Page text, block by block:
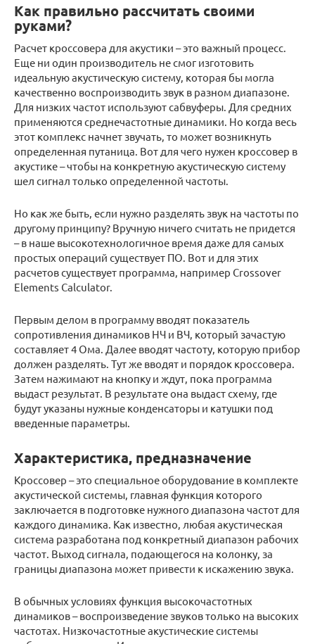
Как правильно рассчитать своими
руками?
Расчет кроссовера для акустики – это важный процесс.
Еще ни один производитель не смог изготовить
идеальную акустическую систему, которая бы могла
качественно воспроизводить звук в разном диапазоне.
Для низких частот используют сабвуферы. Для средних
применяются среднечастотные динамики. Но когда весь
этот комплекс начнет звучать, то может возникнуть
определенная путаница. Вот для чего нужен кроссовер в
акустике – чтобы на конкретную акустическую систему
шел сигнал только определенной частоты.
Но как же быть, если нужно разделять звук на частоты по
другому принципу? Вручную ничего считать не придется
– в наше высокотехнологичное время даже для самых
простых операций существует ПО. Вот и для этих
расчетов существует программа, например Crossover
Elements Calculator.
Первым делом в программу вводят показатель
сопротивления динамиков НЧ и ВЧ, который зачастую
составляет 4 Ома. Далее вводят частоту, которую прибор
должен разделять. Тут же вводят и порядок кроссовера.
Затем нажимают на кнопку и ждут, пока программа
выдаст результат. В результате она выдаст схему, где
будут указаны нужные конденсаторы и катушки под
введенные параметры.
Характеристика, предназначение
Кроссовер – это специальное оборудование в комплекте
акустической системы, главная функция которого
заключается в подготовке нужного диапазона частот для
каждого динамика. Как известно, любая акустическая
система разработана под конкретный диапазон рабочих
частот. Выход сигнала, подающегося на колонку, за
границы диапазона может привести к искажению звука.
В обычных условиях функция высокочастотных
динамиков – воспроизведение звуков только на высоких
частотах. Низкочастотные акустические системы